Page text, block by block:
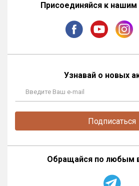
Присоединяйся к
Узнавай о новых
Подписаться
Обращайся по любым